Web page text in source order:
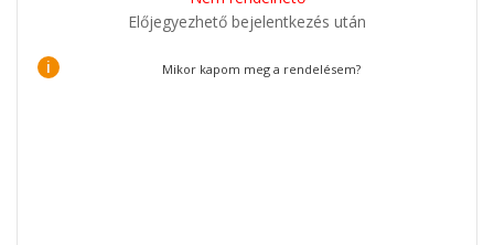
Előjegyezhető bejelentkezés után
i Mikor kapom meg a rendelésem?